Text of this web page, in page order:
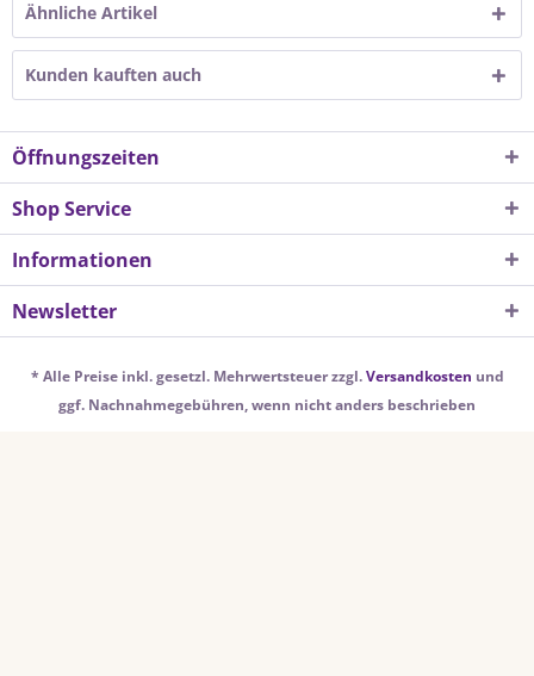
Ähnliche Artikel
Kunden kauften auch
Öffnungszeiten
Shop Service
Informationen
Newsletter
* Alle Preise inkl. gesetzl. Mehrwertsteuer zzgl.Versandkosten und
ggf. Nachnahmegebühren, wenn nicht anders beschrieben